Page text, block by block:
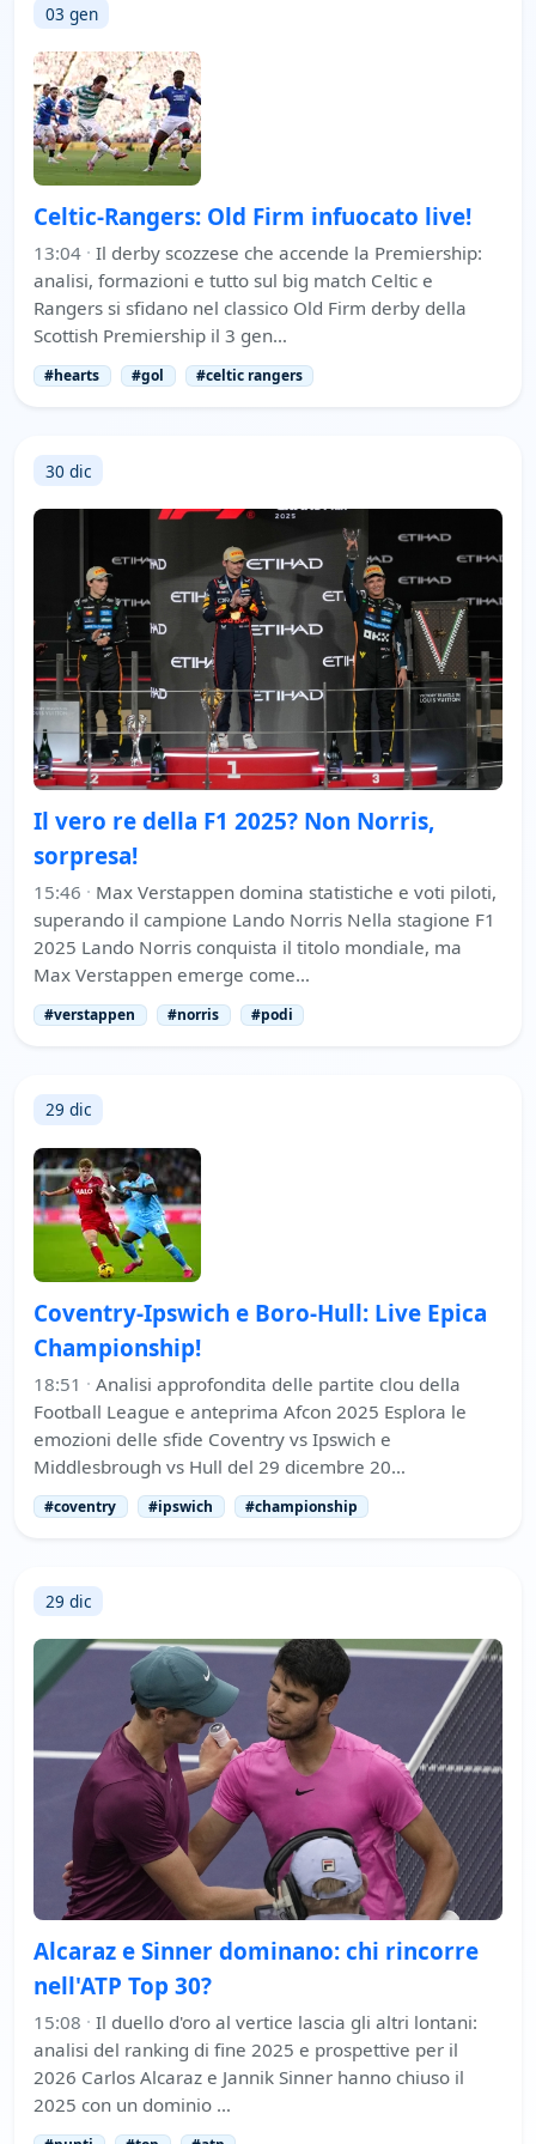
03 gen
Celtic-Rangers: Old Firm infuocato live!
13:04 · Il derby scozzese che accende la Premiership:
analisi, formazioni e tutto sul big match Celtic e
Rangers si sfidano nel classico Old Firm derby della
Scottish Premiership il 3 gen…
#hearts #gol #celtic rangers
30 dic
Il vero re della F1 2025? Non Norris,
sorpresa!
15:46 · Max Verstappen domina statistiche e voti piloti,
superando il campione Lando Norris Nella stagione F1
2025 Lando Norris conquista il titolo mondiale, ma
Max Verstappen emerge come…
#verstappen #norris #podi
29 dic
Coventry-Ipswich e Boro-Hull: Live Epica
Championship!
18:51 · Analisi approfondita delle partite clou della
Football League e anteprima Afcon 2025 Esplora le
emozioni delle sfide Coventry vs Ipswich e
Middlesbrough vs Hull del 29 dicembre 20…
#coventry #ipswich #championship
29 dic
Alcaraz e Sinner dominano: chi rincorre
nell'ATP Top 30?
15:08 · Il duello d'oro al vertice lascia gli altri lontani:
analisi del ranking di fine 2025 e prospettive per il
2026 Carlos Alcaraz e Jannik Sinner hanno chiuso il
2025 con un dominio …